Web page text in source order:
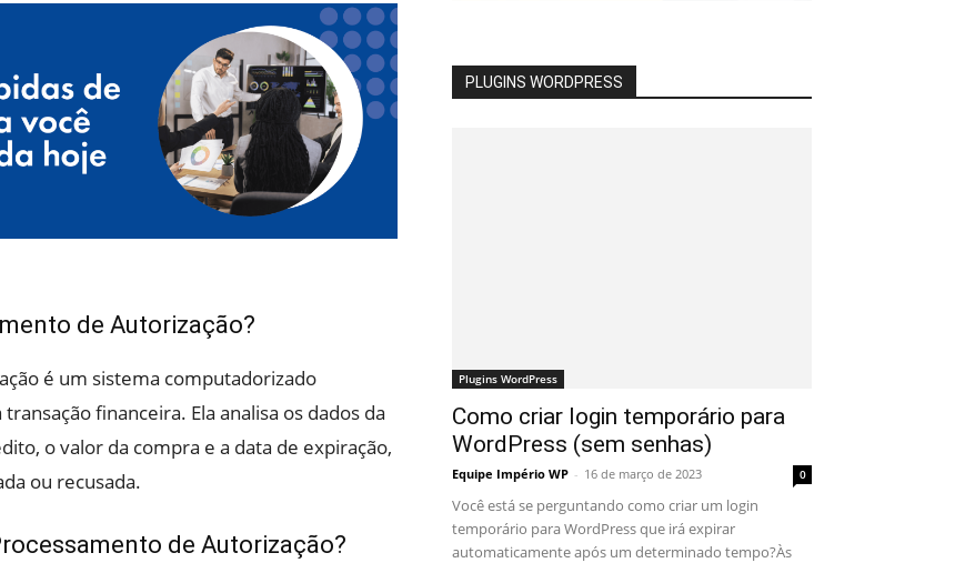
de Autorização?
é um sistema computadorizado
financeira. Ela analisa os dados da
o valor da compra e a data de expiração,
ou recusada.
de Autorização?
PLUGINS WORDPRESS
Plugins WordPress
Como criar login temporário para
WordPress (sem senhas)
Equipe Império WP - 16 de março de 2023 0
Você está se perguntando como criar um login
temporário para WordPress que irá expirar
automaticamente após um determinado tempo?Às